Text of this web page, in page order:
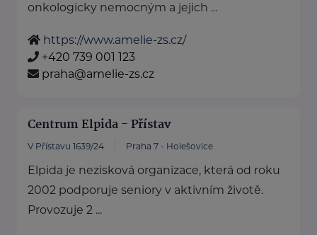
onkologicky nemocným a jejich ...
https://www.amelie-zs.cz/
+420 739 001 123
praha@amelie-zs.cz
Centrum Elpida - Přístav
V Přístavu 1639/24 Praha 7 - Holešovice
Elpida je nezisková organizace, která od roku
2002 podporuje seniory v aktivním životě.
Provozuje 2 ...